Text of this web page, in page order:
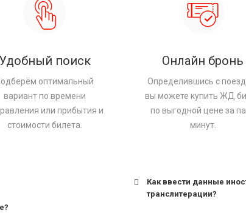
Удобный поиск
оптимальный
вариант по времени
или прибытия и
стоимости билета.
Онлайн бронь
Определившись с
вы можете купить ЖД
по выгодной цене за
минут.
Как ввести данные
транслитерации?